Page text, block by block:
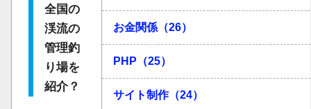
全国の
渓流の
管理釣
り場を
紹介？
お金関係（26）
PHP（25）
サイト制作（24）